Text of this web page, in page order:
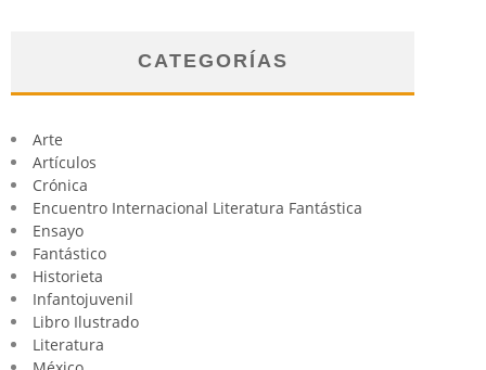
CATEGORÍAS
Arte
Artículos
Crónica
Encuentro Internacional Literatura Fantástica
Ensayo
Fantástico
Historieta
Infantojuvenil
Libro Ilustrado
Literatura